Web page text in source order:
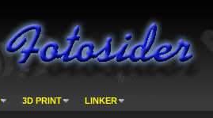
3D PRINT LINKER